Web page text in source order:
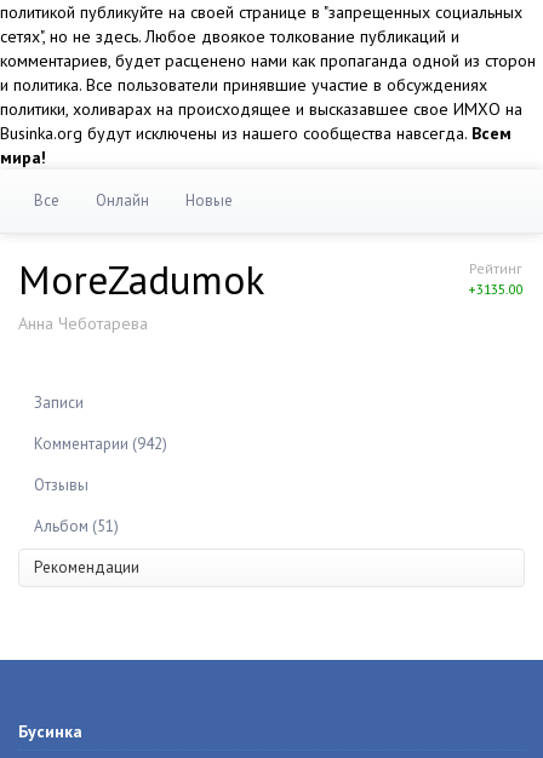
политикой публикуйте на своей странице в "запрещенных социальных
сетях", но не здесь. Любое двоякое толкование публикаций и
комментариев, будет расценено нами как пропаганда одной из сторон
и политика. Все пользователи принявшие участие в обсуждениях
политики, холиварах на происходящее и высказавшее свое ИМХО на
Businka.org будут исключены из нашего сообщества навсегда. Всем
мира!
Все Онлайн Новые
Рейтинг
+3135.00
MoreZadumok
Анна Чеботарева
Записи
Комментарии (942)
Отзывы
Альбом (51)
Рекомендации
Бусинка